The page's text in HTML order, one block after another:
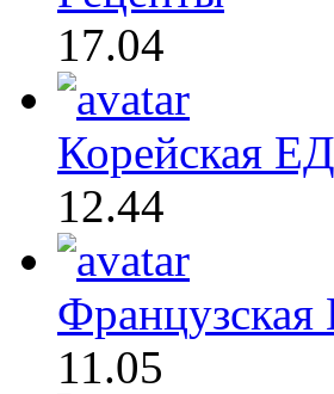
17.04
Корейская
12.44
11.05